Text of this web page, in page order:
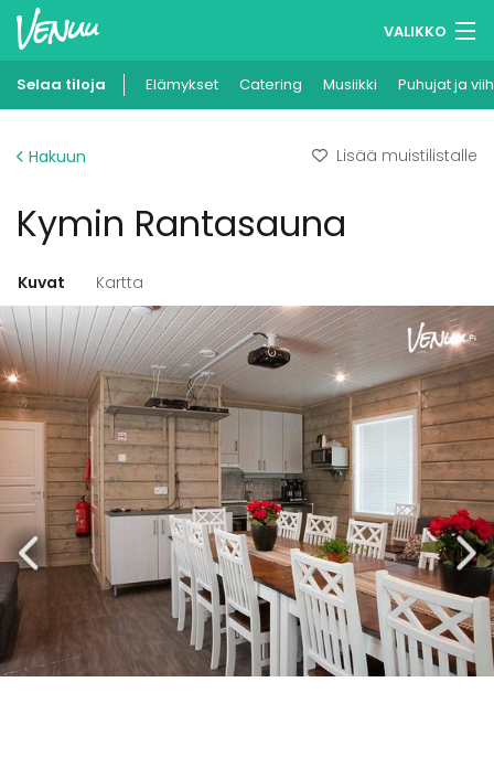
VALIKKO
Muistilistasi
Ilmoita kohteesi
Selaa tiloja Elämykset Catering Musiikki Puhujat ja
Hakuun Lisää muistilistalle
Kymin Rantasauna
Kuvat Kartta